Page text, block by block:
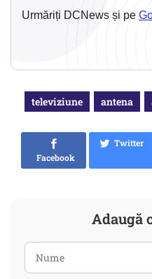
Urmăriți DCNews și pe
televiziune antena
Facebook
Twitter
Adaugă